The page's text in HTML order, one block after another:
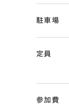
駐車場
定員
参加費